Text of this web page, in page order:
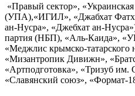
«Правый сектор»,
(УПА),«ИГИЛ», «Джабхат
ан-Нусра», «Джебхат ан-
партия (НБП), «Аль-Каида»,
«Меджлис крымско-татарского
«Мизантропик Дивижн»,
«Артподготовка», «Тризуб
«Славянский союз», «Формат-